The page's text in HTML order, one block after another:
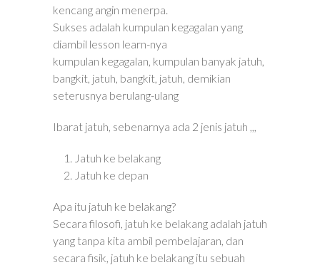
kencang angin menerpa.
Sukses adalah kumpulan kegagalan yang
diambil lesson learn-nya
kumpulan kegagalan, kumpulan banyak jatuh,
bangkit, jatuh, bangkit, jatuh, demikian
seterusnya berulang-ulang
Ibarat jatuh, sebenarnya ada 2 jenis jatuh ,,,
Jatuh ke belakang
Jatuh ke depan
Apa itu jatuh ke belakang?
Secara filosofi, jatuh ke belakang adalah jatuh
yang tanpa kita ambil pembelajaran, dan
secara fisik, jatuh ke belakang itu sebuah